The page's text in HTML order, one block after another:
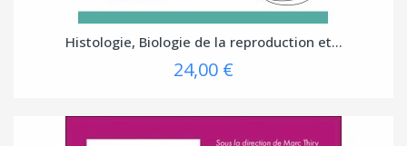
Histologie, Biologie de la reproduction et...
24,00 €